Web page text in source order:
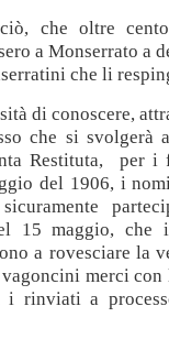
che oltre
a Monserrato a
che li
di conoscere,
che si svolgerà
Restituta, per
del 1906, i
15 maggio, che
a rovesciare la
merci
i rinviati a